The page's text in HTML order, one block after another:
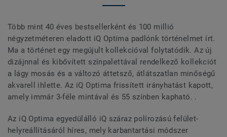
Több mint 40 éves bestsellerként és 100 millió
négyzetméteren eladott iQ Optima padlónk történelmet írt.
Ma a történet egy megújult kollekcióval folytatódik. Az új
dizájnnal és kibővített színpalettával rendelkező kollekciót
a lágy mosás és a változó áttetsző, átlátszatlan minőségű
akvarell ihlette. Az iQ Optima frissített irányhatást kapott,
amely immár 3-féle mintával és 55 színben kapható. .
Az iQ Optima egyedülálló iQ száraz polírozású felület-
helyreállításáról híres, mely karbantartási módszer